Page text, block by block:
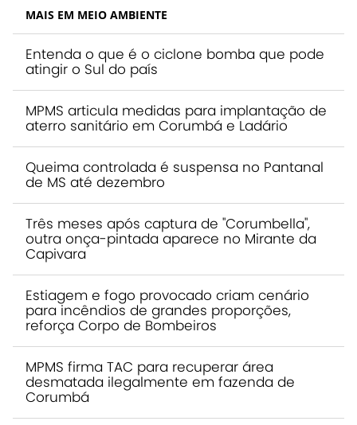
MAIS EM MEIO AMBIENTE
Entenda o que é o ciclone bomba que pode
atingir o Sul do país
MPMS articula medidas para implantação de
aterro sanitário em Corumbá e Ladário
Queima controlada é suspensa no Pantanal
de MS até dezembro
Três meses após captura de "Corumbella",
outra onça-pintada aparece no Mirante da
Capivara
Estiagem e fogo provocado criam cenário
para incêndios de grandes proporções,
reforça Corpo de Bombeiros
MPMS firma TAC para recuperar área
desmatada ilegalmente em fazenda de
Corumbá